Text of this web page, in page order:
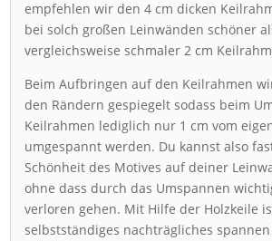
empfehlen wir den 4 cm dicken
bei solch großen Leinwänden schöner
vergleichsweise schmaler 2 cm
Beim Aufbringen auf den Keilrahmen
den Rändern gespiegelt sodass beim
Keilrahmen lediglich nur 1 cm vom
umgespannt werden. Du kannst also
Schönheit des Motives auf deiner
ohne dass durch das Umspannen
verloren gehen. Mit Hilfe der Holzkeile
selbstständiges nachträgliches